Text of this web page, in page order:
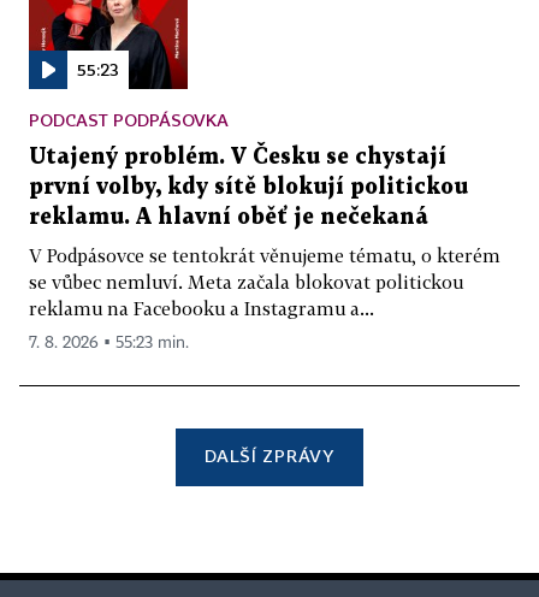
55:23
PODCAST PODPÁSOVKA
Utajený problém. V Česku se chystají
první volby, kdy sítě blokují politickou
reklamu. A hlavní oběť je nečekaná
V Podpásovce se tentokrát věnujeme tématu, o kterém
se vůbec nemluví. Meta začala blokovat politickou
reklamu na Facebooku a Instagramu a...
7. 8. 2026 ▪ 55:23 min.
DALŠÍ ZPRÁVY